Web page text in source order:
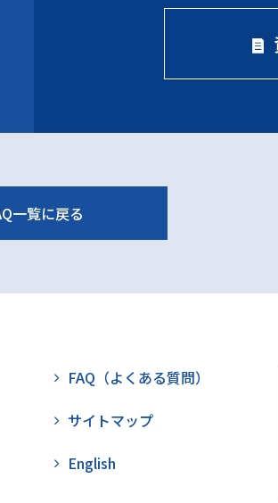
一覧に戻る
FAQ（よくある質問）
サイトマップ
English